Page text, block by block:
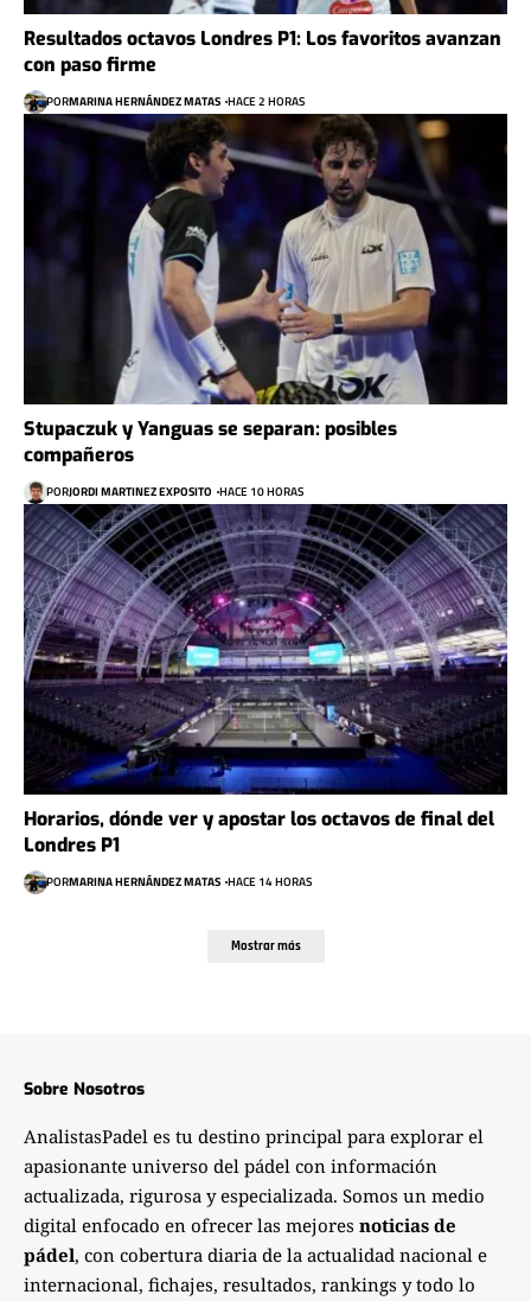
Resultados octavos Londres P1: Los favoritos avanzan
con paso firme
PORMARINA HERNÁNDEZ MATAS HACE 2 HORAS
Stupaczuk y Yanguas se separan: posibles
compañeros
PORJORDI MARTINEZ EXPOSITO HACE 10 HORAS
Horarios, dónde ver y apostar los octavos de final del
Londres P1
PORMARINA HERNÁNDEZ MATAS HACE 14 HORAS
Mostrar más
Sobre Nosotros
AnalistasPadel es tu destino principal para explorar el
apasionante universo del pádel con información
actualizada, rigurosa y especializada. Somos un medio
digital enfocado en ofrecer las mejores noticias de
pádel, con cobertura diaria de la actualidad nacional e
internacional, fichajes, resultados, rankings y todo lo